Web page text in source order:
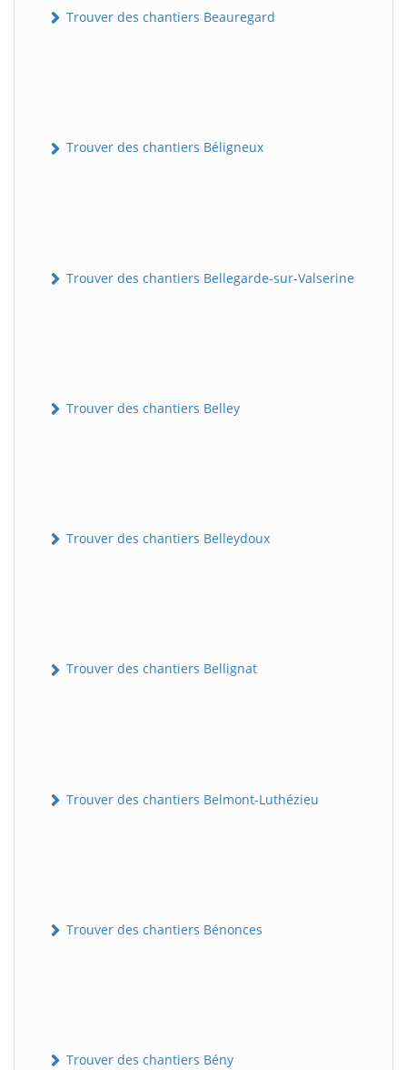
Trouver des chantiers Beauregard
Trouver des chantiers Béligneux
Trouver des chantiers Bellegarde-sur-Valserine
Trouver des chantiers Belley
Trouver des chantiers Belleydoux
Trouver des chantiers Bellignat
Trouver des chantiers Belmont-Luthézieu
Trouver des chantiers Bénonces
Trouver des chantiers Bény